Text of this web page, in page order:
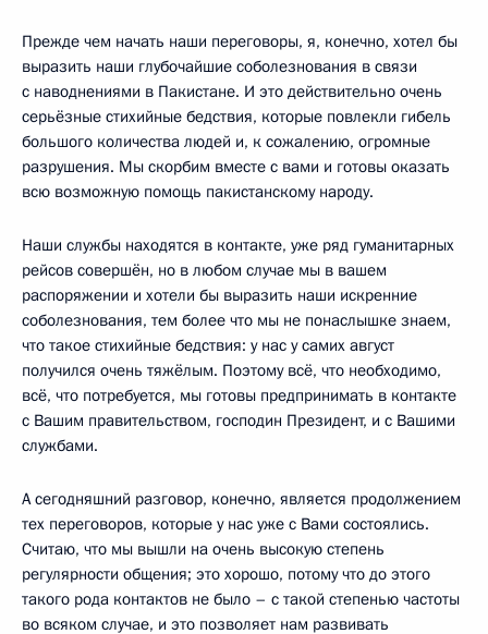
Прежде чем начать наши переговоры, я, конечно, хотел бы
выразить наши глубочайшие соболезнования в связи
с наводнениями в Пакистане. И это действительно очень
серьёзные стихийные бедствия, которые повлекли гибель
большого количества людей и, к сожалению, огромные
разрушения. Мы скорбим вместе с вами и готовы оказать
всю возможную помощь пакистанскому народу.
Наши службы находятся в контакте, уже ряд гуманитарных
рейсов совершён, но в любом случае мы в вашем
распоряжении и хотели бы выразить наши искренние
соболезнования, тем более что мы не понаслышке знаем,
что такое стихийные бедствия: у нас у самих август
получился очень тяжёлым. Поэтому всё, что необходимо,
всё, что потребуется, мы готовы предпринимать в контакте
с Вашим правительством, господин Президент, и с Вашими
службами.
А сегодняшний разговор, конечно, является продолжением
тех переговоров, которые у нас уже с Вами состоялись.
Считаю, что мы вышли на очень высокую степень
регулярности общения; это хорошо, потому что до этого
такого рода контактов не было – с такой степенью частоты
во всяком случае, и это позволяет нам развивать